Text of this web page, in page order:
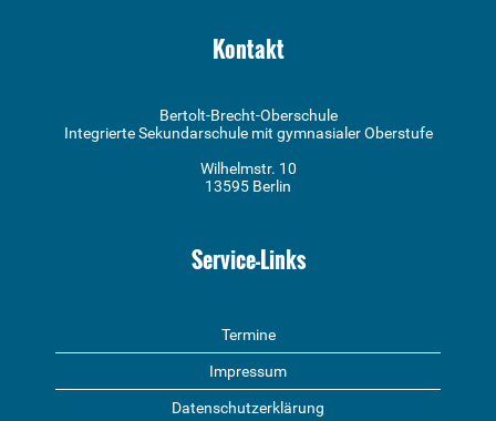
Kontakt
Bertolt-Brecht-Oberschule
Integrierte Sekundarschule mit gymnasialer Oberstufe
Wilhelmstr. 10
13595 Berlin
Service-Links
Termine
Impressum
Datenschutzerklärung